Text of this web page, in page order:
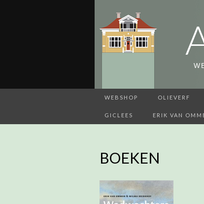
WEBSHOP OLIEVERF
GICLEES ERIK VAN
BOEKEN